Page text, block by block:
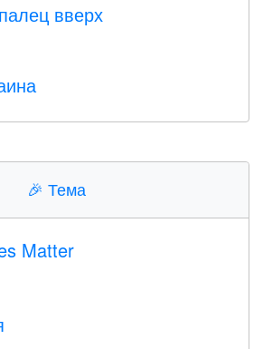
вверх
🎉 Тема
Matter